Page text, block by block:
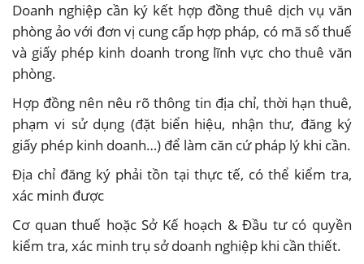
Doanh nghiệp cần ký kết hợp đồng thuê dịch vụ văn
phòng ảo với đơn vị cung cấp hợp pháp, có mã số thuế
và giấy phép kinh doanh trong lĩnh vực cho thuê văn
phòng.
Hợp đồng nên nêu rõ thông tin địa chỉ, thời hạn thuê,
phạm vi sử dụng (đặt biển hiệu, nhận thư, đăng ký
giấy phép kinh doanh…) để làm căn cứ pháp lý khi cần.
Địa chỉ đăng ký phải tồn tại thực tế, có thể kiểm tra,
xác minh được
Cơ quan thuế hoặc Sở Kế hoạch & Đầu tư có quyền
kiểm tra, xác minh trụ sở doanh nghiệp khi cần thiết.